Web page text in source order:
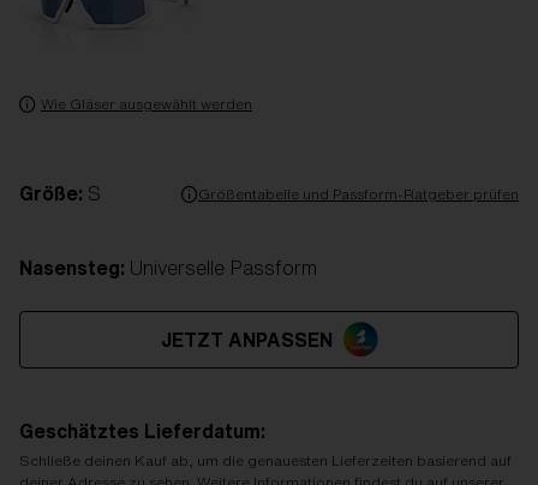
Wie Gläser ausgewählt werden
Größe: S Größentabelle und Passform-Ratgeber prüfen
Nasensteg: Universelle Passform
JETZT ANPASSEN
Geschätztes Lieferdatum:
Schließe deinen Kauf ab, um die genauesten Lieferzeiten basierend auf